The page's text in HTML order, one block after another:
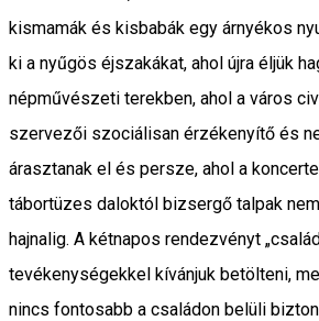
kismamák és kisbabák egy árnyékos
ki a nyűgös éjszakákat, ahol újra éljük
népművészeti terekben, ahol a város
szervezői szociálisan érzékenyítő és
árasztanak el és persze, ahol a
tábortüzes daloktól bizsergő talpak
hajnalig. A kétnapos rendezvényt
tevékenységekkel kívánjuk betölteni,
nincs fontosabb a családon belüli